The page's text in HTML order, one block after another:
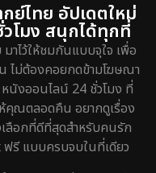
ไทย อัปเดตใหม่
โมง สนุกได้ทุกที่
าไว้ให้ชมกันแบบจุใจ เพื่อ
ไม่ต้องคอยกดข้ามโฆษณา
หนังออนไลน์ 24 ชั่วโมง ที่
ณตลอดคืน อยากดูเรื่อง
ลือกที่ดีที่สุดสำหรับคนรัก
รี แบบครบจบในที่เดียว